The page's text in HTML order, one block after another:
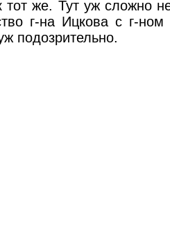
тот же. Тут уж сложно
г-на Ицкова с г-ном
подозрительно.